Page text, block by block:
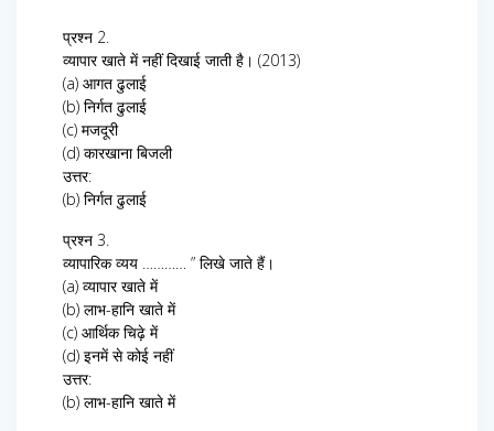
प्रश्न 2.
व्यापार खाते में नहीं दिखाई जाती है। (2013)
(a) आगत ढुलाई
(b) निर्गत ढुलाई
(c) मजदूरी
(d) कारखाना बिजली
उत्तर:
(b) निर्गत ढुलाई
प्रश्न 3.
व्यापारिक व्यय ………… ” लिखे जाते हैं।
(a) व्यापार खाते में
(b) लाभ-हानि खाते में
(c) आर्थिक चिढ़े में
(d) इनमें से कोई नहीं
उत्तर:
(b) लाभ-हानि खाते में